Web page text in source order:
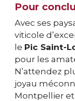
Pour
Avec ses
viticole
le Pic Saint-
pour les
N’attendez
joyau
Montpellier et